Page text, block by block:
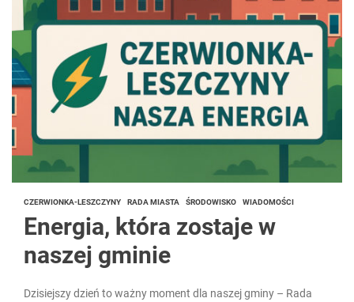
CZERWIONKA-LESZCZYNY RADA MIASTA ŚRODOWISKO WIADOMOŚCI
Energia, która zostaje w
naszej gminie
Dzisiejszy dzień to ważny moment dla naszej gminy – Rada